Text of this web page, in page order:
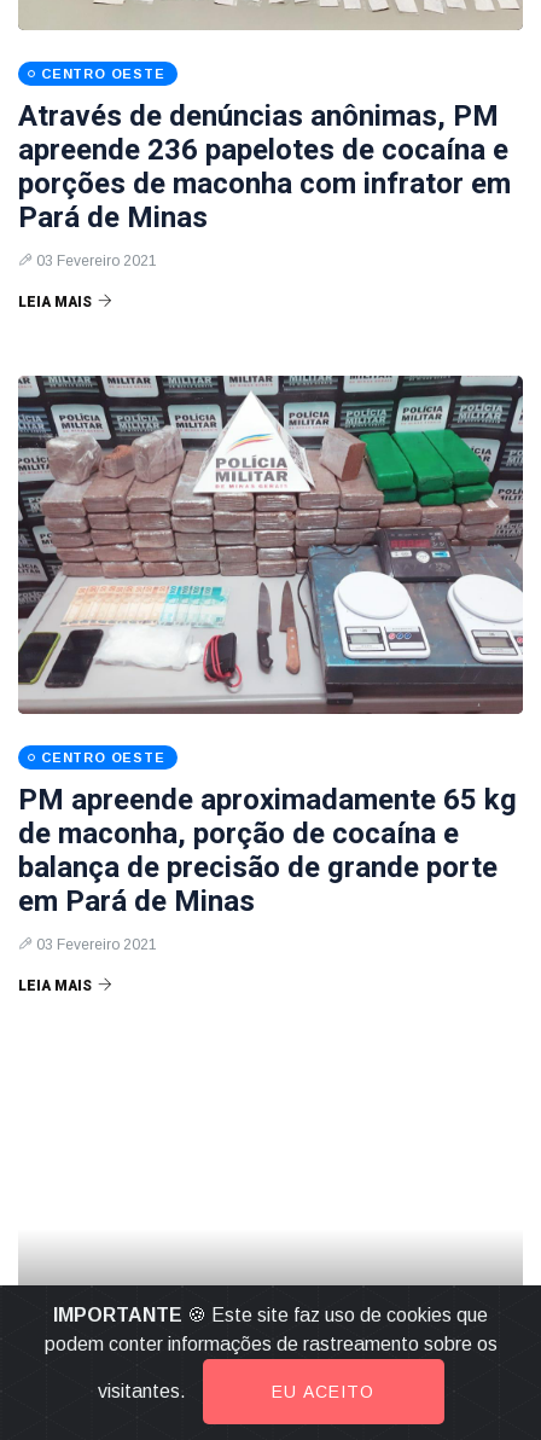
CENTRO OESTE
Através de denúncias anônimas, PM
apreende 236 papelotes de cocaína e
porções de maconha com infrator em
Pará de Minas
03 Fevereiro 2021
LEIA MAIS
CENTRO OESTE
PM apreende aproximadamente 65 kg
de maconha, porção de cocaína e
balança de precisão de grande porte
em Pará de Minas
03 Fevereiro 2021
LEIA MAIS
IMPORTANTE 🍪 Este site faz uso de cookies que
podem conter informações de rastreamento sobre os
visitantes. EU ACEITO